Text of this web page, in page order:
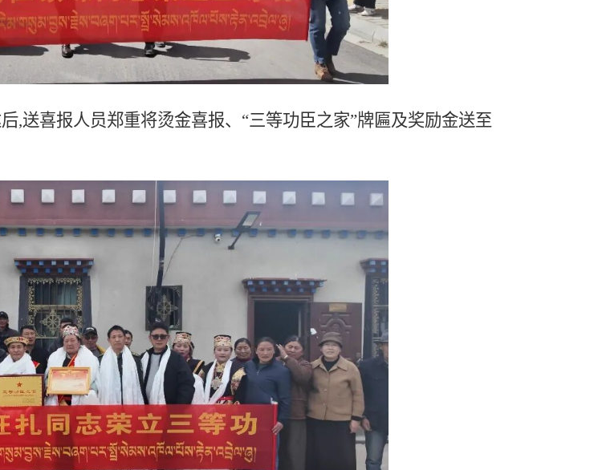
,送喜报人员郑重将烫金喜报、“三等功臣之家”牌匾及奖励金送至